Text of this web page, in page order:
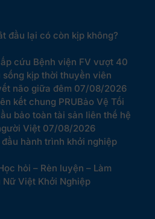
đầu lại có còn kịp không?
cứu Bệnh viện FV vượt 40
kịp thời thuyền viên
não giữa đêm 07/08/2026
kết chung PRUBảo Vệ Tối
bảo toàn tài sản liên thế hệ
Việt 07/08/2026
hành trình khởi nghiệp
hỏi – Rèn luyện – Làm
Việt Khởi Nghiệp